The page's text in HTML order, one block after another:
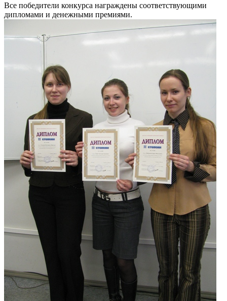
Все победители конкурса награждены соответствующими
дипломами и денежными премиями.